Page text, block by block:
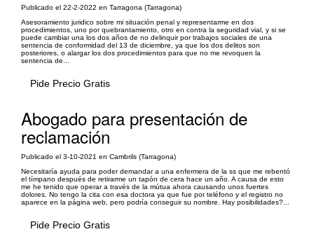
Publicado el 22-2-2022 en Tarragona (Tarragona)
Asesoramiento juridico sobre mi situación penal y representarme en dos
procedimientos, uno por quebrantamiento, otro en contra la seguridad vial, y si se
puede cambiar una los dos años de no delinquir por trabajos sociales de una
sentencia de conformidad del 13 de diciembre, ya que los dos delitos son
posteriores, o alargar los dos procedimientos para que no me revoquen la
sentencia de...
Pide Precio Gratis
Abogado para presentación de
reclamación
Publicado el 3-10-2021 en Cambrils (Tarragona)
Necesitaría ayuda para poder demandar a una enfermera de la ss que me rebentó
el tímpano después de retirarme un tapón de cera hace un año. A causa de esto
me he tenido que operar a través de la mútua ahora causando unos fuertes
dolores. No tengo la cita con esa doctora ya que fue por teléfono y el registro no
aparece en la página web, pero podría conseguir su nombre. Hay posibilidades?...
Pide Precio Gratis